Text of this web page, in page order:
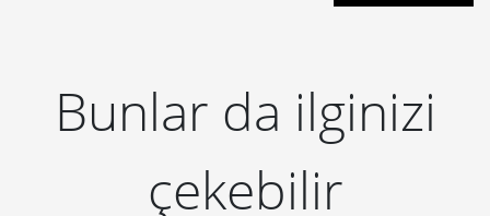
Bunlar da ilginizi
çekebilir